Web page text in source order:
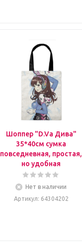
Шоппер "D.Va Дива"
35*40см сумка
повседневная, простая,
но удобная
Нет в наличии
Артикул: 64304202